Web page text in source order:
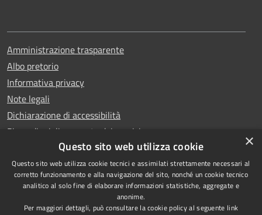
Amministrazione trasparente
Albo pretorio
Informativa privacy
Note legali
Dichiarazione di accessibilità
Piano di miglioramento dei servizi
RSS
Accessibilità
Copyright © 2026 • Comune di
Capri • Powered by
×
Questo sito web utilizza cookie
Questo sito web utilizza cookie tecnici e assimilati strettamente necessari al
corretto funzionamento e alla navigazione del sito, nonché un cookie tecnico
analitico al solo fine di elaborare informazioni statistiche, aggregate e
anonime.
Per maggiori dettagli, può consultare la cookie policy al seguente link